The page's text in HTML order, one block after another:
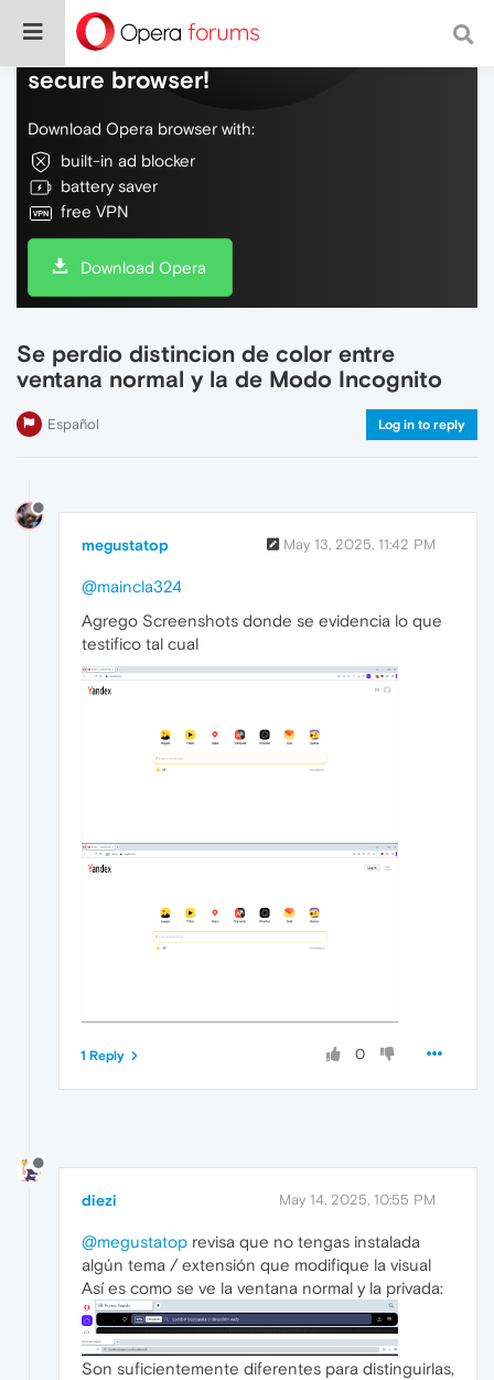
Do more on the web, with a fast and
secure browser!
Download Opera browser with:
built-in ad blocker
battery saver
free VPN
Download Opera
Se perdio distincion de color entre
ventana normal y la de Modo Incognito
Español Log in to reply
megustatop May 13, 2025, 11:42 PM
@maincla324
Agrego Screenshots donde se evidencia lo que
testifico tal cual
0
1 Reply
diezi May 14, 2025, 10:55 PM
@megustatop revisa que no tengas instalada
algún tema / extensión que modifique la visual
Así es como se ve la ventana normal y la privada:
Son suficientemente diferentes para distinguirlas,